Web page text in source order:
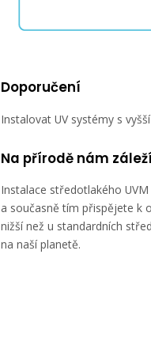
Doporučení
Instalovat UV systémy s
Na přírodě nám záleží
Instalace středotlakého
a současně tím přispějete k
nižší než u standardních
na naší planetě.